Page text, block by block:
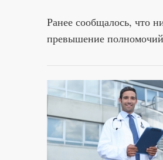
Ранее сообщалось, что
превышение